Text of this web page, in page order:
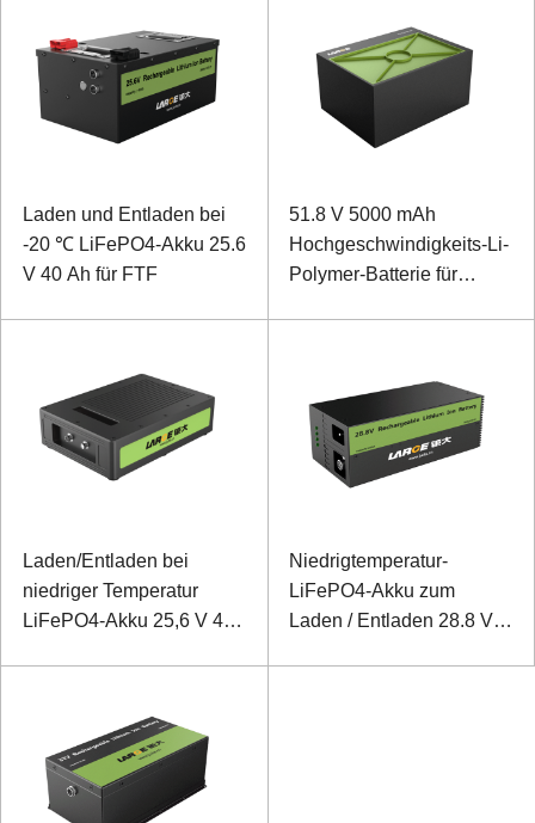
Laden und Entladen bei
-20 ℃ LiFePO4-Akku 25.6
V 40 Ah für FTF
51.8 V 5000 mAh
Hochgeschwindigkeits-Li-
Polymer-Batterie für
Laden/Entladen bei
niedriger Temperatur
LiFePO4-Akku 25,6 V 40
Kommunikation
Niedrigtemperatur-
LiFePO4-Akku zum
Laden / Entladen 28.8 V.